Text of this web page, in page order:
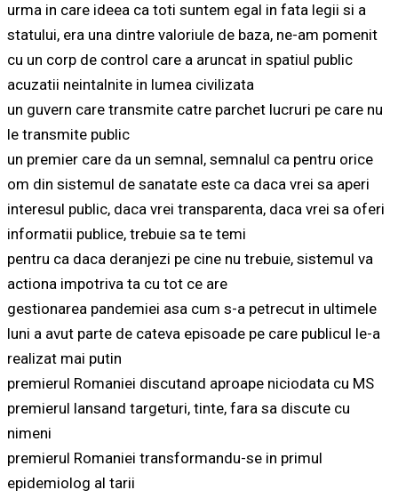
urma in care ideea ca toti suntem egal in fata legii si a
statului, era una dintre valoriule de baza, ne-am pomenit
cu un corp de control care a aruncat in spatiul public
acuzatii neintalnite in lumea civilizata
un guvern care transmite catre parchet lucruri pe care nu
le transmite public
un premier care da un semnal, semnalul ca pentru orice
om din sistemul de sanatate este ca daca vrei sa aperi
interesul public, daca vrei transparenta, daca vrei sa oferi
informatii publice, trebuie sa te temi
pentru ca daca deranjezi pe cine nu trebuie, sistemul va
actiona impotriva ta cu tot ce are
gestionarea pandemiei asa cum s-a petrecut in ultimele
luni a avut parte de cateva episoade pe care publicul le-a
realizat mai putin
premierul Romaniei discutand aproape niciodata cu MS
premierul lansand targeturi, tinte, fara sa discute cu
nimeni
premierul Romaniei transformandu-se in primul
epidemiolog al tarii